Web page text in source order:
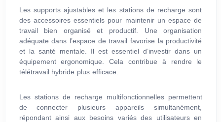
Les supports ajustables et les stations de recharge sont
des accessoires essentiels pour maintenir un espace de
travail bien organisé et productif. Une organisation
adéquate dans l’espace de travail favorise la productivité
et la santé mentale. Il est essentiel d’investir dans un
équipement ergonomique. Cela contribue à rendre le
télétravail hybride plus efficace.
Les stations de recharge multifonctionnelles permettent
de connecter plusieurs appareils simultanément,
répondant ainsi aux besoins variés des utilisateurs en